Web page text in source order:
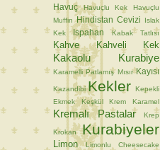
Havuç Havuçlu Kek
Havuçlu
Muffin Hindistan Cevizi
Islak
Kek
Ispahan Kabak Tatlısı
Kahve Kahveli Kek
Kakaolu Kurabiye
Karamelli Patlamış Mısır Kayısı
Kazandibi Kekler Kepekli
Ekmek
Keşkül Krem Karamel
Kremalı Pastalar Krep
Krokan Kurabiyeler
Limon
Limonlu Cheesecake